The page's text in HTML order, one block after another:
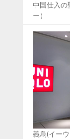
中国仕入の
ー）
義烏(イー